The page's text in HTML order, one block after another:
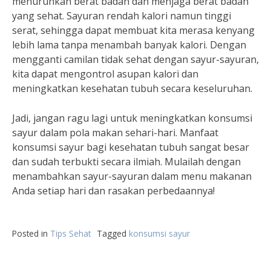
yang sehat. Sayuran rendah kalori namun tinggi
serat, sehingga dapat membuat kita merasa kenyang
lebih lama tanpa menambah banyak kalori. Dengan
mengganti camilan tidak sehat dengan sayur-sayuran,
kita dapat mengontrol asupan kalori dan
meningkatkan kesehatan tubuh secara keseluruhan.
Jadi, jangan ragu lagi untuk meningkatkan konsumsi
sayur dalam pola makan sehari-hari. Manfaat
konsumsi sayur bagi kesehatan tubuh sangat besar
dan sudah terbukti secara ilmiah. Mulailah dengan
menambahkan sayur-sayuran dalam menu makanan
Anda setiap hari dan rasakan perbedaannya!
Posted in Tips Sehat Tagged konsumsi sayur